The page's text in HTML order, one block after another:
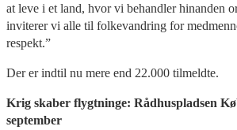
at leve i et land, hvor vi behandler hinanden
inviterer vi alle til folkevandring for
respekt.”
Der er indtil nu mere end 22.000 tilmeldte.
Krig skaber flygtninge: Rådhuspladsen
september